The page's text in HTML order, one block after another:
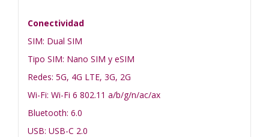
Conectividad
SIM: Dual SIM
Tipo SIM: Nano SIM y eSIM
Redes: 5G, 4G LTE, 3G, 2G
Wi-Fi: Wi-Fi 6 802.11 a/b/g/n/ac/ax
Bluetooth: 6.0
USB: USB-C 2.0